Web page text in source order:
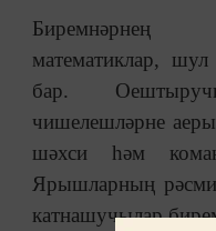
Биремнәрнең
математиклар, шул
бар.
чишелешләрне
шәхси һәм
Ярышларның рәсми
катнашучылар